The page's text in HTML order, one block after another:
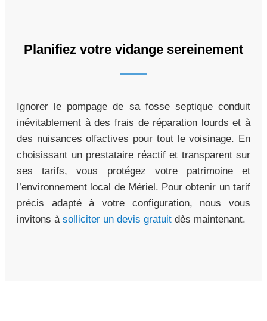
Planifiez votre vidange sereinement
Ignorer le pompage de sa fosse septique conduit
inévitablement à des frais de réparation lourds et à
des nuisances olfactives pour tout le voisinage. En
choisissant un prestataire réactif et transparent sur
ses tarifs, vous protégez votre patrimoine et
l’environnement local de Mériel. Pour obtenir un tarif
précis adapté à votre configuration, nous vous
invitons à solliciter un devis gratuit dès maintenant.